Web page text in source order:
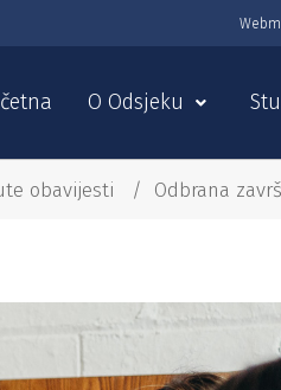
O Odsjeku
obavijesti / Odbrana